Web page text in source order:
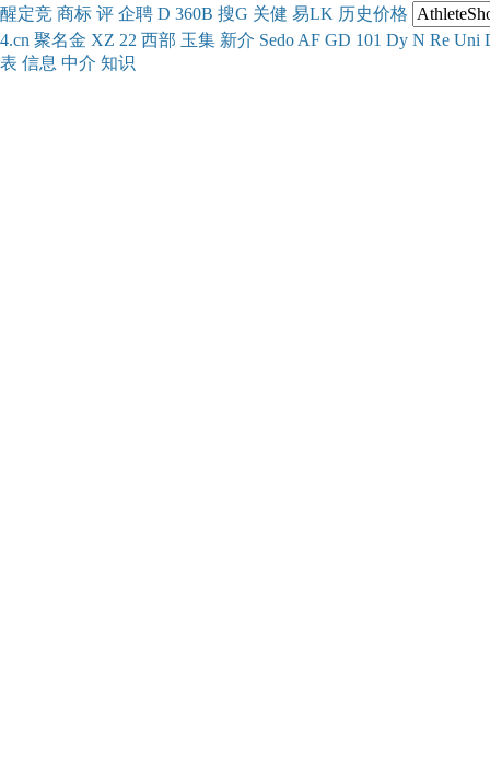
醒定竞 商标 评 企聘 D 360B 搜G 关健 易LK 历史价格
4.cn 聚名金 XZ 22 西部 玉集 新介 Sedo AF GD 101 Dy N Re Uni
表 信息 中介 知识